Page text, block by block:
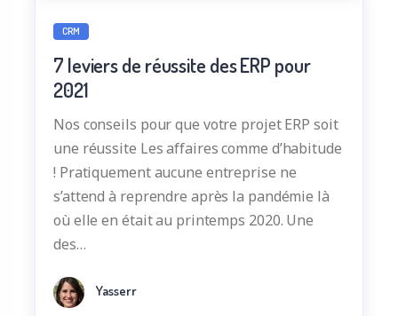
CRM
7 leviers de réussite des ERP pour
2021
Nos conseils pour que votre projet ERP soit
une réussite Les affaires comme d’habitude
! Pratiquement aucune entreprise ne
s’attend à reprendre après la pandémie là
où elle en était au printemps 2020. Une
des…
Yasserr